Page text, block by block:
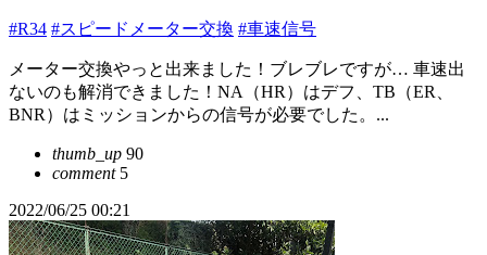
#R34 #スピードメーター交換 #車速信号
メーター交換やっと出来ました！ブレブレですが… 車速出
ないのも解消できました！NA（HR）はデフ、TB（ER、
BNR）はミッションからの信号が必要でした。...
thumb_up 90
comment5
2022/06/25 00:21